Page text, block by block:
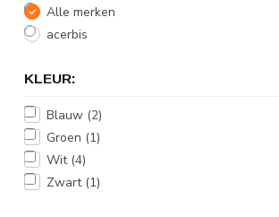
Alle merken
acerbis
KLEUR:
Blauw (2)
Groen (1)
Wit (4)
Zwart (1)